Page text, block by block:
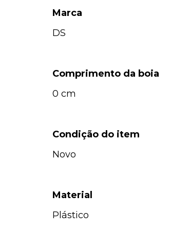
Marca
DS
Comprimento da boia
0 cm
Condição do item
Novo
Material
Plástico